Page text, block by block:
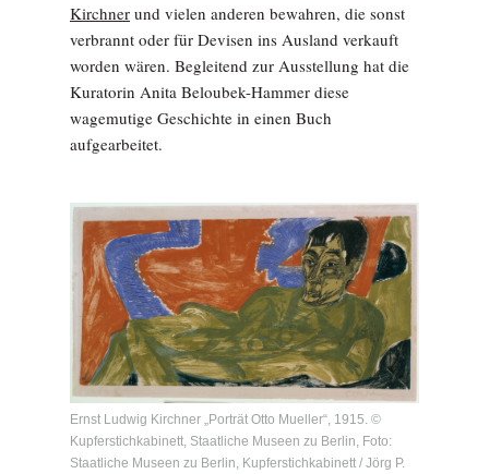
Kirchner und vielen anderen bewahren, die sonst
verbrannt oder für Devisen ins Ausland verkauft
worden wären. Begleitend zur Ausstellung hat die
Kuratorin Anita Beloubek-Hammer diese
wagemutige Geschichte in einen Buch
aufgearbeitet.
Ernst Ludwig Kirchner „Porträt Otto Mueller“, 1915. ©
Kupferstichkabinett, Staatliche Museen zu Berlin, Foto:
Staatliche Museen zu Berlin, Kupferstichkabinett / Jörg P.